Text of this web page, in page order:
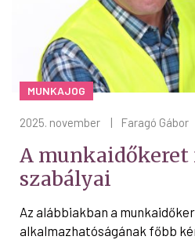
MUNKAJOG
2025. november | Faragó Gábor
A munkaidőkeret
szabályai
Az alábbiakban a
alkalmazhatóságának főbb